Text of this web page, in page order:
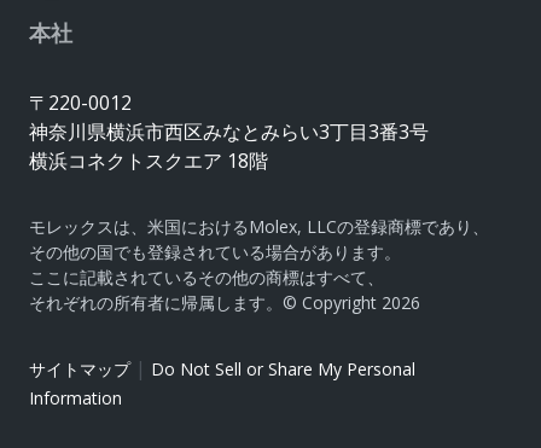
本社
〒220-0012
神奈川県横浜市西区みなとみらい3丁目3番3号
横浜コネクトスクエア 18階
モレックスは、米国におけるMolex, LLCの登録商標であり、
その他の国でも登録されている場合があります。
ここに記載されているその他の商標はすべて、
それぞれの所有者に帰属します。© Copyright 2026
サイトマップ| Do Not Sell or Share My Personal
Information